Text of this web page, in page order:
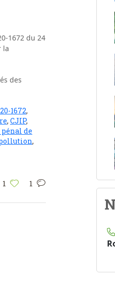
1672 du 24
la
des
1672,
, CJIP,
de
,
1 1